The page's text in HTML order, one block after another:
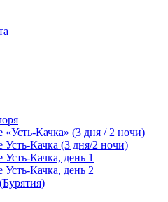
«Усть-Качка» (3 дня / 2 ночи)
Усть-Качка (3 дня/2 ночи)
Качка, день 1
Качка, день 2